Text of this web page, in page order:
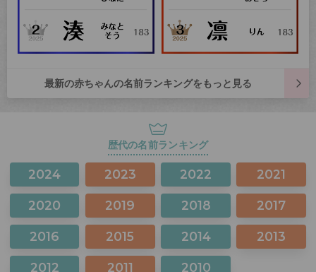
最新の赤ちゃんの名前ランキングをもっと見る
歴代の名前ランキング
2024 2023 2022 2021
2020 2019 2018 2017
2016 2015 2014 2013
2012 2011 2010